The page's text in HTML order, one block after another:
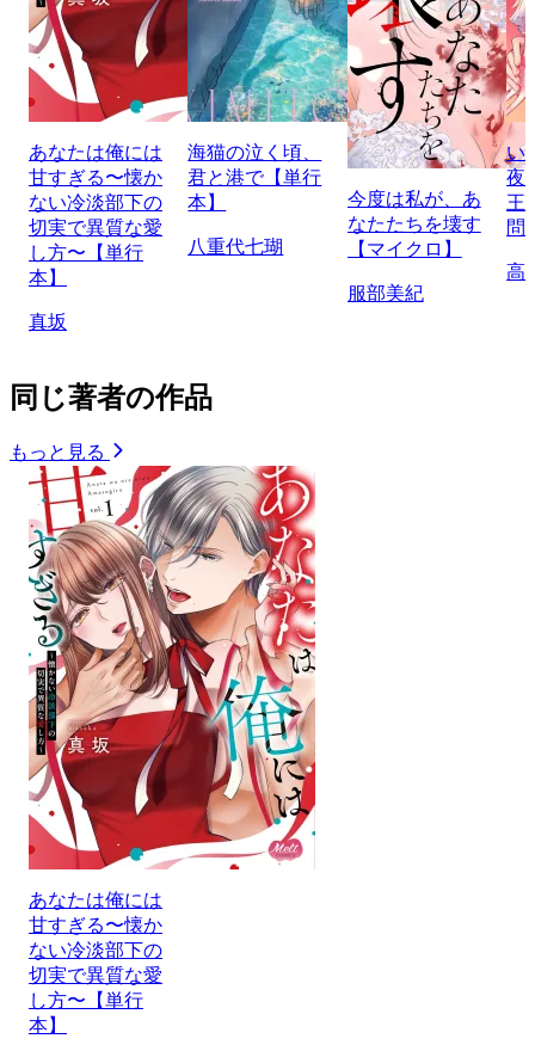
あなたは俺には
甘すぎる〜懐か
ない冷淡部下の
切実で異質な愛
し方〜【単行
本】
真坂
海猫の泣く頃、
君と港で【単行
本】
八重代七瑚
今度は私が、あ
なたたちを壊す
【マイクロ】
服部美紀
い
夜
王
問
高
同じ著者の作品
もっと見る
あなたは俺には
甘すぎる〜懐か
ない冷淡部下の
切実で異質な愛
し方〜【単行
本】